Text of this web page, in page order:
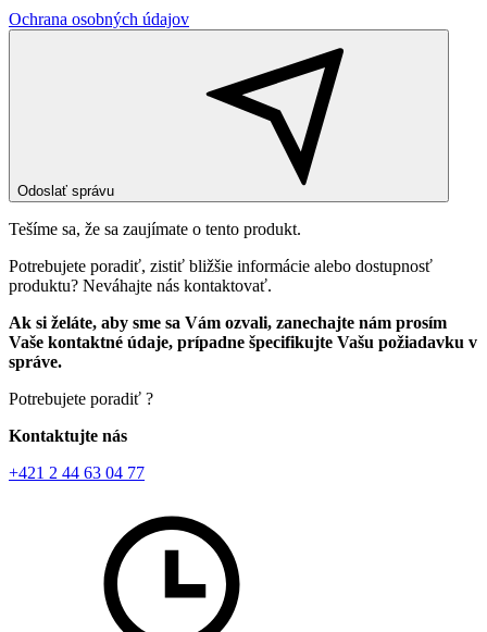
Ochrana osobných údajov
Odoslať správu
Tešíme sa, že sa zaujímate o tento produkt.
Potrebujete poradiť, zistiť bližšie informácie alebo dostupnosť
produktu? Neváhajte nás kontaktovať.
Ak si želáte, aby sme sa Vám ozvali, zanechajte nám prosím
Vaše kontaktné údaje, prípadne špecifikujte Vašu požiadavku v
správe.
Potrebujete poradiť ?
Kontaktujte nás
+421 2 44 63 04 77